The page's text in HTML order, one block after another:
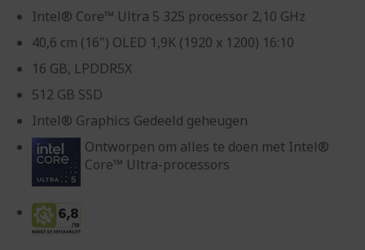
Intel® Core™ Ultra 5 325 processor 2,10 GHz
40,6 cm (16") OLED 1,9K (1920 x 1200) 16:10
16 GB, LPDDR5X
512 GB SSD
Intel® Graphics Gedeeld geheugen
Ontworpen om alles te doen met Intel®
Core™ Ultra-processors